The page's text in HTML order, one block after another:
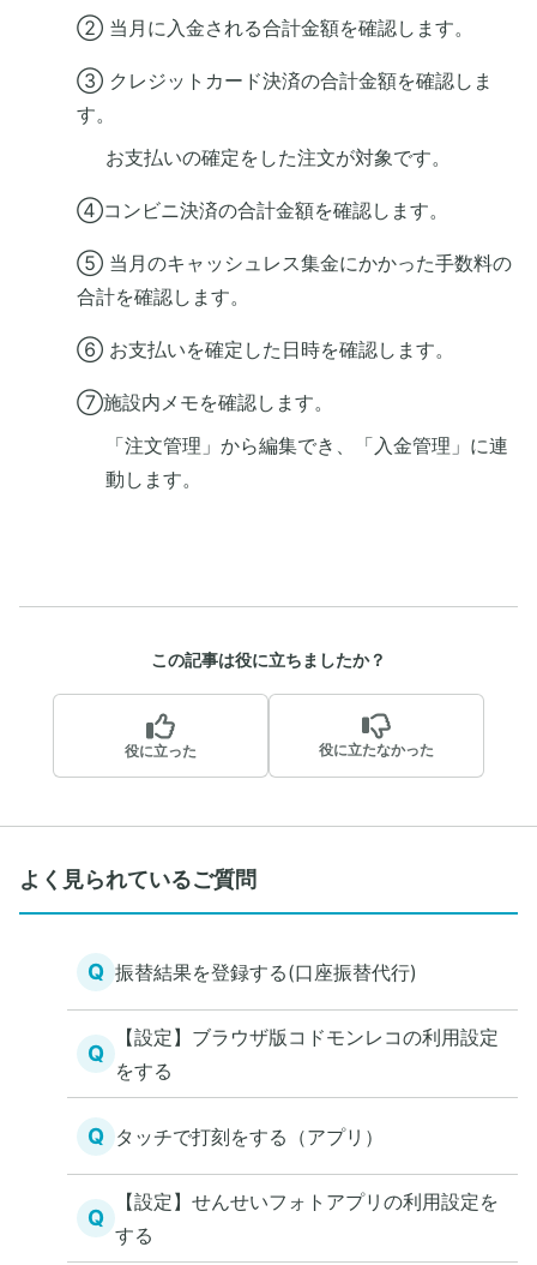
② 当月に入金される合計金額を確認します。
③ クレジットカード決済の合計金額を確認しま
す。
お支払いの確定をした注文が対象です。
④コンビニ決済の合計金額を確認します。
⑤ 当月のキャッシュレス集金にかかった手数料の
合計を確認します。
⑥ お支払いを確定した日時を確認します。
⑦施設内メモを確認します。
「注文管理」から編集でき、「入金管理」に連
動します。
この記事は役に立ちましたか？
役に立った 役に立たなかった
よく見られているご質問
Q 振替結果を登録する(口座振替代行)
Q
【設定】ブラウザ版コドモンレコの利用設定
をする
Q タッチで打刻をする（アプリ）
Q
【設定】せんせいフォトアプリの利用設定を
する